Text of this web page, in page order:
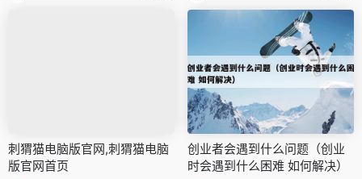
刺猬猫电脑版官网,刺猬猫电脑
版官网首页
创业者会遇到什么问题（创业
时会遇到什么困难 如何解决）